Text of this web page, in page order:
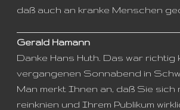
daß auch an kranke Menschen
Gerald Hamann
Danke Hans Huth. Das war richtig
vergangenen Sonnabend in
Man merkt Ihnen an, daß Sie sich
reinknien und Ihrem Publikum